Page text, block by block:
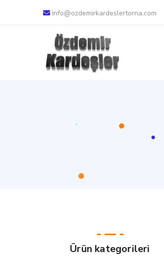
info@ozdemirkardeslertorna.com
Ürün kategorileri